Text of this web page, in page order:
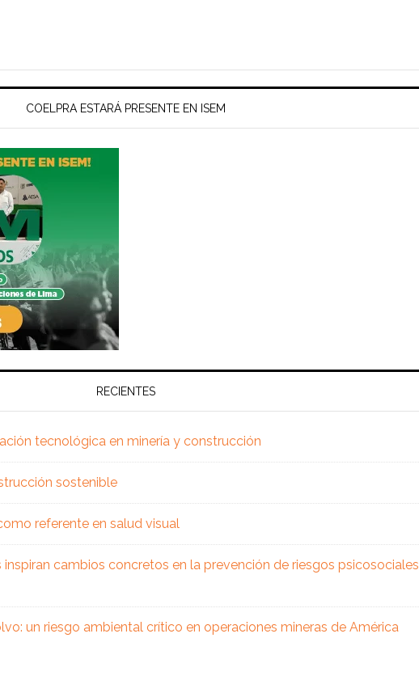
COELPRA ESTARÁ PRESENTE EN ISEM
RECIENTES
tecnológica en minería y construcción
sostenible
referente en salud visual
cambios concretos en la prevención de riesgos psicosociales
un riesgo ambiental crítico en operaciones mineras de América